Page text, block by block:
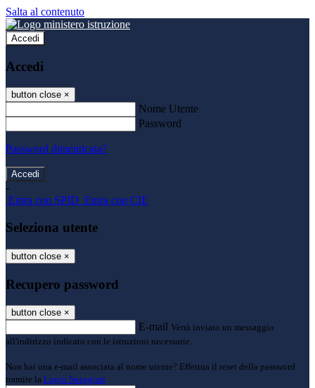
Salta al contenuto
Accedi
Accedi
button close ×
Nome Utente
Password
Password dimenticata?
-
Entra con SPID Entra con CIE
Seleziona utente
button close ×
Recupero password
button close ×
E-mail Verrà inviato un messaggio
all'indirizzo indicato con le istruzioni necessarie.
Non hai una e-mail associata al nome utente? Effettua il reset della password
tramite la Login Spaggiari